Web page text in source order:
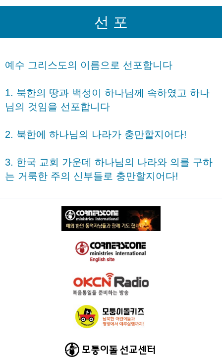
선 포
예수 그리스도의 이름으로 선포합니다
1. 북한의 땅과 백성이 하나님께 속하였고 하나
님의 것임을 선포합니다
2. 북한에 하나님의 나라가 충만할지어다!
3. 한국 교회 가운데 하나님의 나라와 의를 구하
는 거룩한 주의 신부들로 충만할지어다!